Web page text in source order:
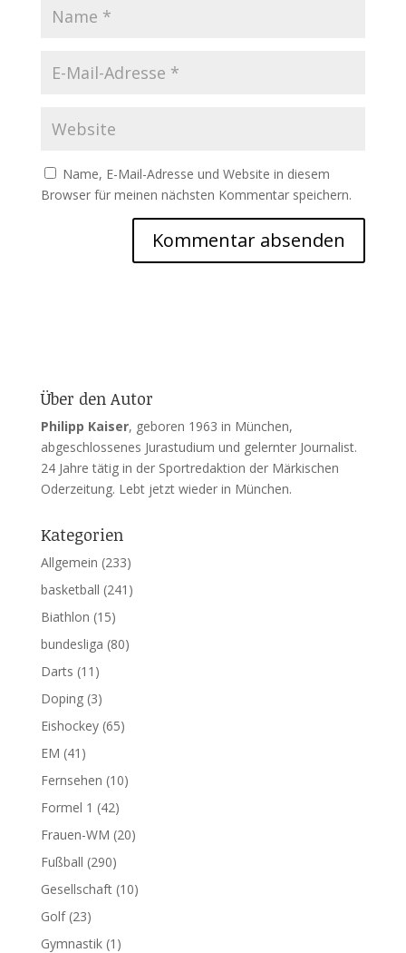
Name, E-Mail-Adresse und Website in diesem
Browser für meinen nächsten Kommentar speichern.
Über den Autor
Philipp Kaiser, geboren 1963 in München,
abgeschlossenes Jurastudium und gelernter Journalist.
24 Jahre tätig in der Sportredaktion der Märkischen
Oderzeitung. Lebt jetzt wieder in München.
Kategorien
Allgemein (233)
basketball (241)
Biathlon (15)
bundesliga (80)
Darts (11)
Doping(3)
Eishockey(65)
EM (41)
Fernsehen (10)
Formel 1 (42)
Frauen-WM (20)
Fußball (290)
Gesellschaft(10)
Golf(23)
Gymnastik(1)